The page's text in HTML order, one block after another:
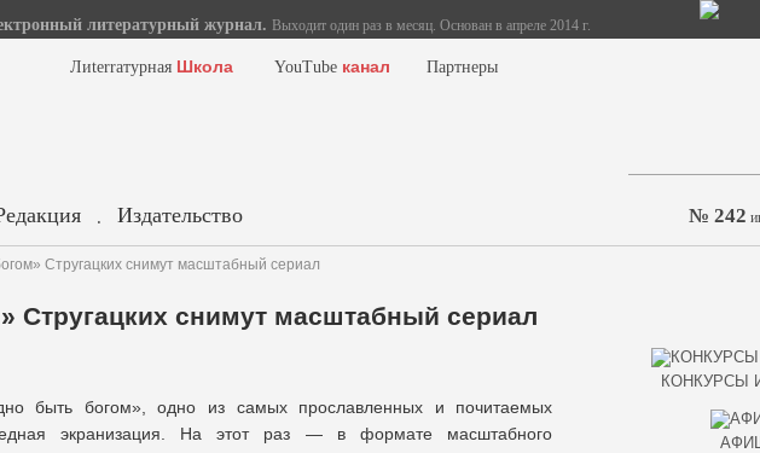
литературный журнал. Выходит один раз в месяц. Основан в апреле 2014 г.
Лиterraтурная Школа YouTube канал Партнеры
. Издательство № 242
Стругацких снимут масштабный сериал
Стругацких снимут масштабный сериал
быть богом», одно из самых прославленных и почитаемых
экранизация. На этот раз — в формате масштабного
КОНКУРСЫ